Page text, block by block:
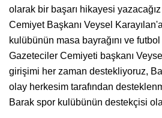
olarak bir başarı hikayesi
Cemiyet Başkanı Veysel
kulübünün masa bayrağını ve
Gazeteciler Cemiyeti başkanı
girişimi her zaman destekliyoruz,
olay herkesim tarafından
Barak spor kulübünün destekçisi